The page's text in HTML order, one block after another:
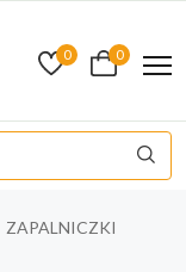
0 0
ZAPALNICZKI